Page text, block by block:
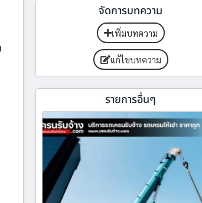
จัดการบทความ
เพิ่มบทความ
แก้ไขบทความ
รายการอื่นๆ